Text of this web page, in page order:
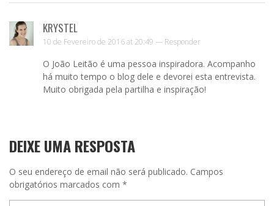
KRYSTEL
10 de Fevereiro de 2016 at 20:49 — Responder
O João Leitão é uma pessoa inspiradora. Acompanho
há muito tempo o blog dele e devorei esta entrevista.
Muito obrigada pela partilha e inspiração!
DEIXE UMA RESPOSTA
O seu endereço de email não será publicado. Campos
obrigatórios marcados com *